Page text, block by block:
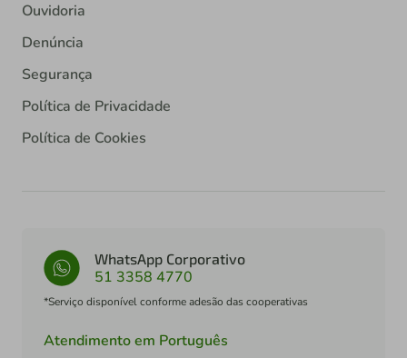
Ouvidoria
Denúncia
Segurança
Política de Privacidade
Política de Cookies
WhatsApp Corporativo
51 3358 4770
*Serviço disponível conforme adesão das cooperativas
Atendimento em Português